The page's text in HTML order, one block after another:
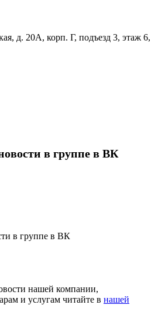
д. 20А, корп. Г, подъезд 3, этаж 6,
в группе в ВК
в группе в ВК
нашей компании,
и услугам читайте в нашей